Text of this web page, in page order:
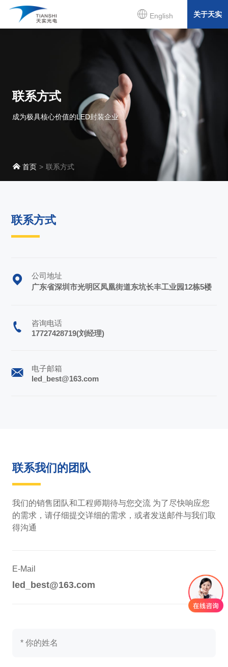
English 关于天实
联系方式
成为极具核心价值的LED封装企业
首页 联系方式
联系方式
公司地址
广东省深圳市光明区凤凰街道东坑长丰工业园12栋5楼
咨询电话
17727428719(刘经理)
电子邮箱
led_best@163.com
联系我们的团队
我们的销售团队和工程师期待与您交流 为了尽快响应您
的需求，请仔细提交详细的需求，或者发送邮件与我们取
得沟通
E-Mail
led_best@163.com